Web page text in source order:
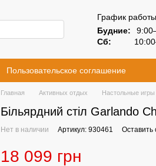
График
Будние:
Сб:
Пользовательское соглашение
Главная Активных отдых Настольные игры
Більярдний стіл Garlando
Нет в наличии Артикул: 930461 Оставить
18 099 грн